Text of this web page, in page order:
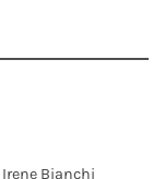
Irene Bianchi